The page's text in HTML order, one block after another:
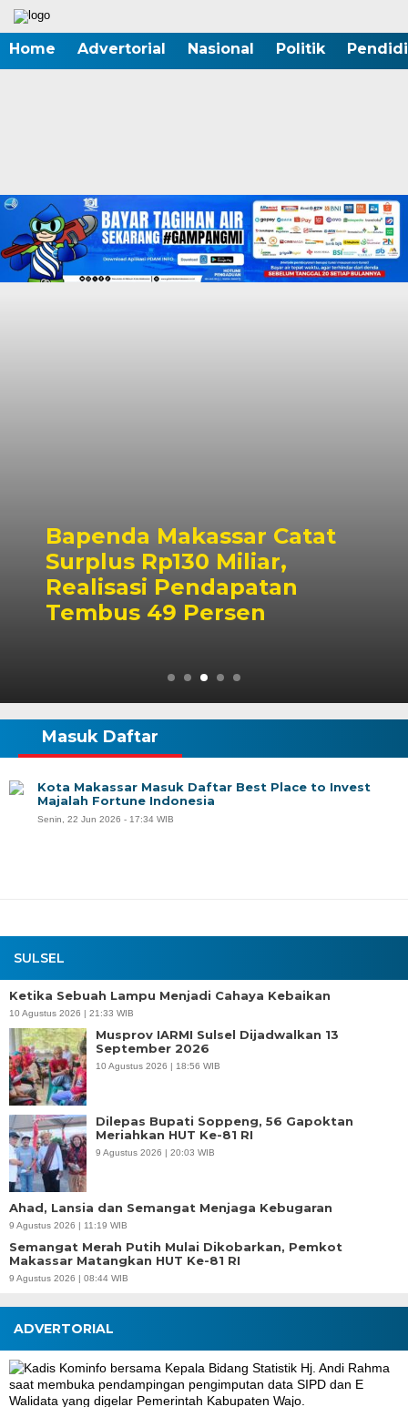
Home Advertorial Nasional Politik
Bapenda Makassar Catat
Surplus Rp130 Miliar,
Realisasi Pendapatan
Tembus 49 Persen
SULSEL
Ketika Sebuah Lampu Menjadi Cahaya Kebaikan
10 Agustus 2026 | 21:33 WIB
Musprov IARMI Sulsel Dijadwalkan 13
September 2026
10 Agustus 2026 | 18:56 WIB
Dilepas Bupati Soppeng, 56 Gapoktan
Meriahkan HUT Ke-81 RI
9 Agustus 2026 | 20:03 WIB
Ahad, Lansia dan Semangat Menjaga Kebugaran
9 Agustus 2026 | 11:19 WIB
Semangat Merah Putih Mulai Dikobarkan, Pemkot
Makassar Matangkan HUT Ke-81 RI
9 Agustus 2026 | 08:44 WIB
Masuk Daftar
Kota Makassar Masuk Daftar Best Place to Invest
Majalah Fortune Indonesia
Senin, 22 Jun 2026 - 17:34 WIB
ADVERTORIAL